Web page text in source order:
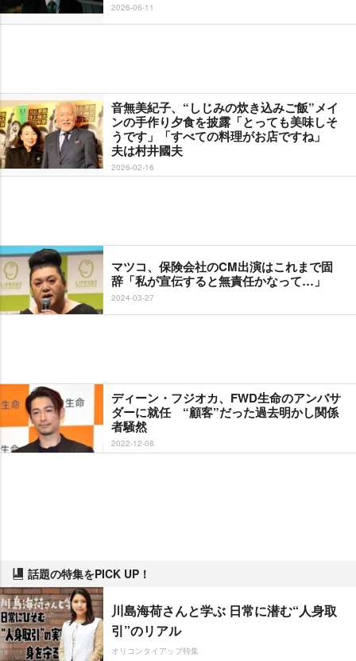
2026-06-11
音無美紀子、“しじみの炊き込みご飯”メイ
ンの手作り夕食を披露「とっても美味しそ
うです」「すべての料理がお店ですね」
夫は村井國夫
2026-02-16
マツコ、保険会社のCM出演はこれまで固
辞「私が宣伝すると無責任かなって…」
2024-03-27
ディーン・フジオカ、FWD生命のアンバサ
ダーに就任 “顧客”だった過去明かし関係
者騒然
2022-12-08
話題の特集をPICK UP！
川島海荷さんと学ぶ 日常に潜む“人身取
引”のリアル
オリコンタイアップ特集